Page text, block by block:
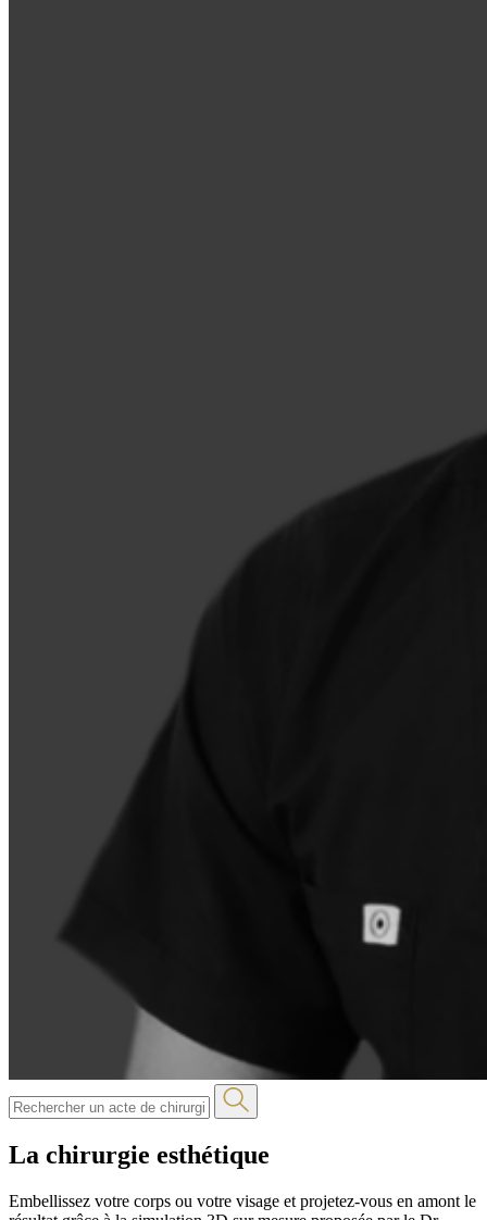
La chirurgie esthétique
Embellissez votre corps ou votre visage et projetez-vous en amont le